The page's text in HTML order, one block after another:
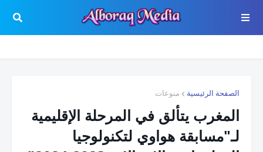
الصفحة الرئيسية منوعات
المغرب يتألق في المرحلة الإقليمية
لـ"مسابقة هواوي لتكنولوجيا